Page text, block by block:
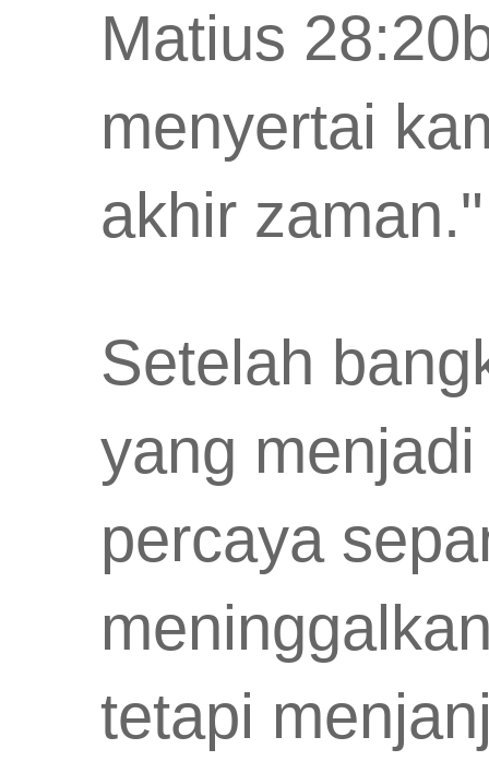
Matius
menyertai
akhir zaman."
Setelah
yang
percaya
tetapi